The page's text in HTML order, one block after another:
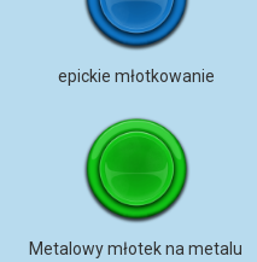
epickie młotkowanie
Metalowy młotek na metalu